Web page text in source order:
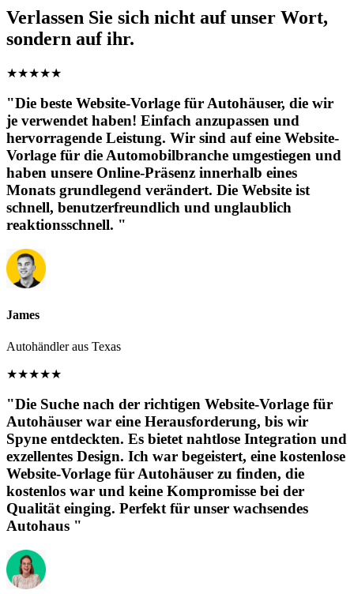
Verlassen Sie sich nicht auf unser Wort,
sondern auf ihr.
★★★★★
"Die beste Website-Vorlage für Autohäuser, die wir
je verwendet haben! Einfach anzupassen und
hervorragende Leistung. Wir sind auf eine Website-
Vorlage für die Automobilbranche umgestiegen und
haben unsere Online-Präsenz innerhalb eines
Monats grundlegend verändert. Die Website ist
schnell, benutzerfreundlich und unglaublich
reaktionsschnell. "
James
Autohändler aus Texas
★★★★★
"Die Suche nach der richtigen Website-Vorlage für
Autohäuser war eine Herausforderung, bis wir
Spyne entdeckten. Es bietet nahtlose Integration und
exzellentes Design. Ich war begeistert, eine kostenlose
Website-Vorlage für Autohäuser zu finden, die
kostenlos war und keine Kompromisse bei der
Qualität einging. Perfekt für unser wachsendes
Autohaus "